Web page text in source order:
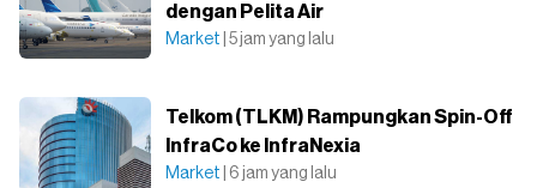
dengan Pelita Air
Market | 5 jam yang lalu
Telkom (TLKM) Rampungkan Spin-Off
InfraCo ke InfraNexia
Market | 6 jam yang lalu